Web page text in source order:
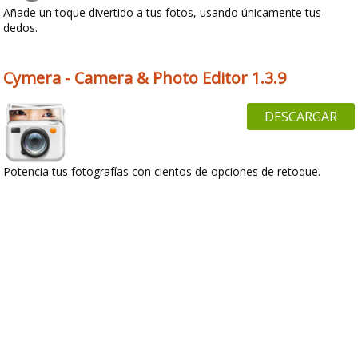
Añade un toque divertido a tus fotos, usando únicamente tus
dedos.
Cymera - Camera & Photo Editor 1.3.9
DESCARGAR
Potencia tus fotografías con cientos de opciones de retoque.